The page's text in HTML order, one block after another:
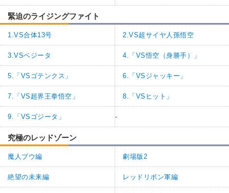
緊迫のライジングファイト
1.VS合体13号 2.VS超サイヤ人孫悟空
3.VSベジータ 4.「VS悟空（身勝手）」
5.「VSゴテンクス」 6.「VSジャッキー」
7.「VS超界王拳悟空」 8.「VSヒット」
9.「VSゴジータ」 -
究極のレッドゾーン
魔人ブウ編 劇場版2
絶望の未来編 レッドリボン軍編